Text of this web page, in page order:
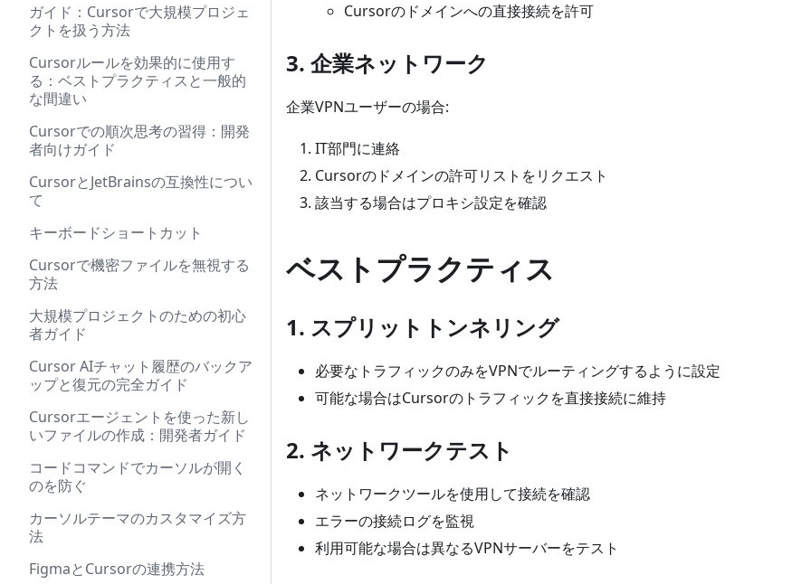
ガイド：Cursorで大規模プロジェ
クトを扱う方法
Cursorルールを効果的に使用す
る：ベストプラクティスと一般的
な間違い
Cursorでの順次思考の習得：開発
者向けガイド
CursorとJetBrainsの互換性につい
て
キーボードショートカット
Cursorで機密ファイルを無視する
方法
大規模プロジェクトのための初心
者ガイド
Cursor AIチャット履歴のバックア
ップと復元の完全ガイド
Cursorエージェントを使った新し
いファイルの作成：開発者ガイド
コードコマンドでカーソルが開く
のを防ぐ
カーソルテーマのカスタマイズ方
法
FigmaとCursorの連携方法
Cursorのドメインへの直接接続を許可
3. 企業ネットワーク
企業VPNユーザーの場合:
IT部門に連絡
Cursorのドメインの許可リストをリクエスト
該当する場合はプロキシ設定を確認
ベストプラクティス
1. スプリットトンネリング
必要なトラフィックのみをVPNでルーティングするように設定
可能な場合はCursorのトラフィックを直接接続に維持
2. ネットワークテスト
ネットワークツールを使用して接続を確認
エラーの接続ログを監視
利用可能な場合は異なるVPNサーバーをテスト